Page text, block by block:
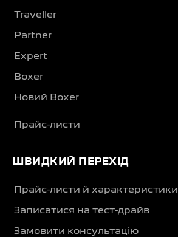
Traveller
Partner
Expert
Boxer
Новий Boxer
Прайс-листи
ШВИДКИЙ ПЕРЕХІД
Прайс-листи й характеристики
Записатися на тест-драйв
Замовити консультацію